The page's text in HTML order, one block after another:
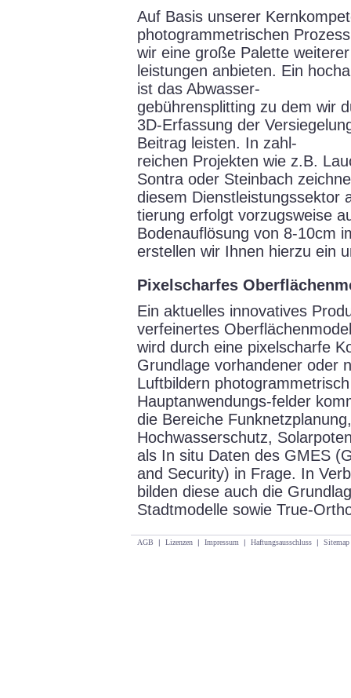
Auf Basis unserer
photogrammetrischen
wir eine große Palette
leistungen anbieten. Ein
ist das Abwasser-
gebührensplitting zu dem wir
3D-Erfassung der
Beitrag leisten. In zahl-
reichen Projekten wie z.B.
Sontra oder Steinbach
diesem Dienstleistungssektor
tierung erfolgt vorzugsweise
Bodenauflösung von 8-10cm
erstellen wir Ihnen hierzu ein
Pixelscharfes
Ein aktuelles innovatives
verfeinertes
wird durch eine pixelscharfe
Grundlage vorhandener oder
Luftbildern
Hauptanwendungs-felder
die Bereiche
Hochwasserschutz,
als In situ Daten des GMES
and Security) in Frage. In
bilden diese auch die
Stadtmodelle sowie True-
AGB | Lizenzen | Impressum | Haftungsausschluss | Sitemap